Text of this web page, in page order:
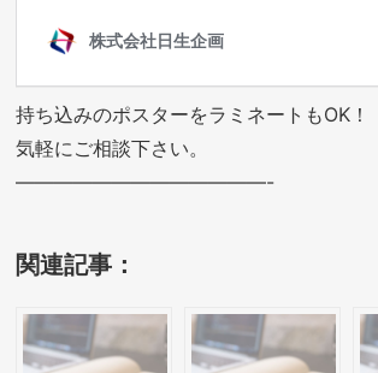
持ち込みのポスターをラミネートもOK！
気軽にご相談下さい。
—————————————-
関連記事：